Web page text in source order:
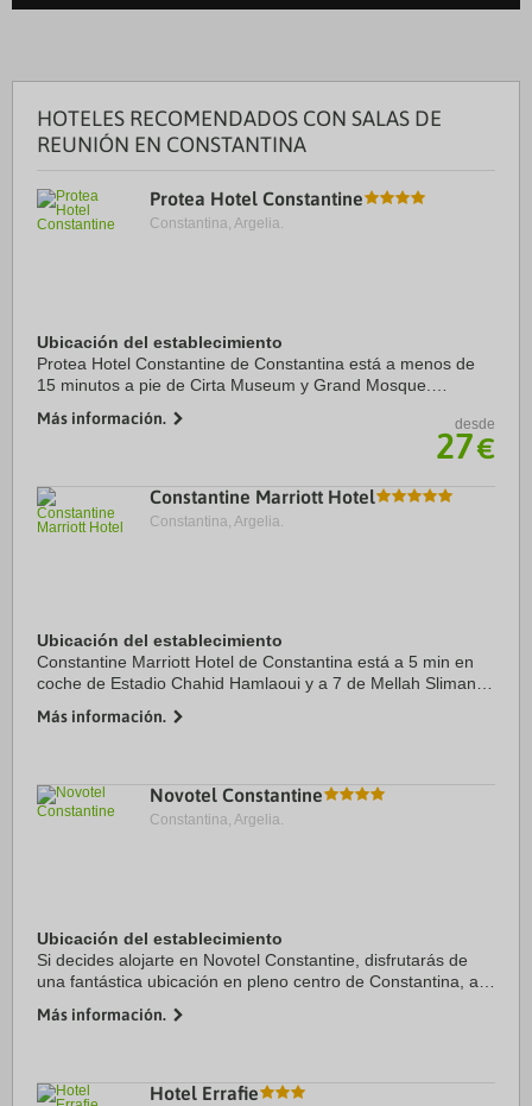
HOTELES RECOMENDADOS CON SALAS DE
REUNIÓN EN CONSTANTINA
Protea Hotel Constantine
Constantina, Argelia.
Ubicación del establecimiento
Protea Hotel Constantine de Constantina está a menos de
15 minutos a pie de Cirta Museum y Grand Mosque.
Ahmed Bey y a 1,9 km de Mellah Slimane Bridge ...
Más información. desde
27€
Constantine Marriott Hotel
Constantina, Argelia.
Ubicación del establecimiento
Constantine Marriott Hotel de Constantina está a 5 min en
coche de Estadio Chahid Hamlaoui y a 7 de Mellah Slimane
km de Mezquita Emir Abdel ...
Más información.
Novotel Constantine
Constantina, Argelia.
Ubicación del establecimiento
Si decides alojarte en Novotel Constantine, disfrutarás de
una fantástica ubicación en pleno centro de Constantina, a
Museum. Además, este hotel se ...
Más información.
Hotel Errafie